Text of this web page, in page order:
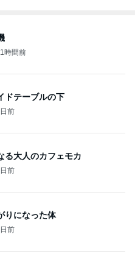
時間前
ドテーブルの下
前
る大人のカフェモカ
前
りになった体
前